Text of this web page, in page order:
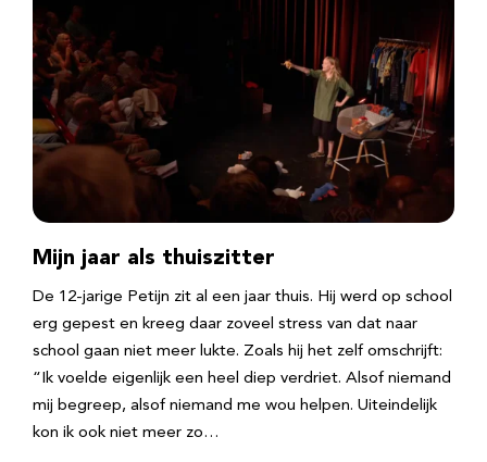
Mijn jaar als thuiszitter
De 12-jarige Petijn zit al een jaar thuis. Hij werd op school
erg gepest en kreeg daar zoveel stress van dat naar
school gaan niet meer lukte. Zoals hij het zelf omschrijft:
“Ik voelde eigenlijk een heel diep verdriet. Alsof niemand
mij begreep, alsof niemand me wou helpen. Uiteindelijk
kon ik ook niet meer zo…